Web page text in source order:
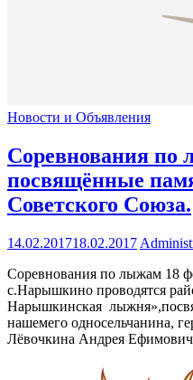
Новости и Объявления
Соревнования по
посвящённые
Советского Союза.
14.02.201718.02.2017
Соревнования по лыжам 18
с.Нарышкино проводятся
Нарышкинская
нашемего односельчанина,
Лёвочкина Андрея